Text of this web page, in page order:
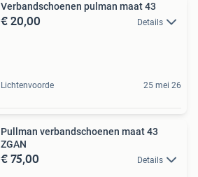
Verbandschoenen pulman maat 43
€ 20,00 Details
Lichtenvoorde 25 mei 26
Pullman verbandschoenen maat 43
ZGAN
€ 75,00 Details